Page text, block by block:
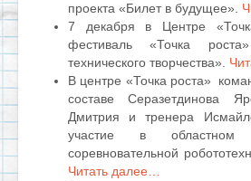
проекта «Билет в будущее».
7 декабря в Центре
фестиваль «Точка
технического творчества».
В центре «Точка роста»
составе Серазетдинова
Дмитрия и тренера
участие в
соревновательной
Читать далее…